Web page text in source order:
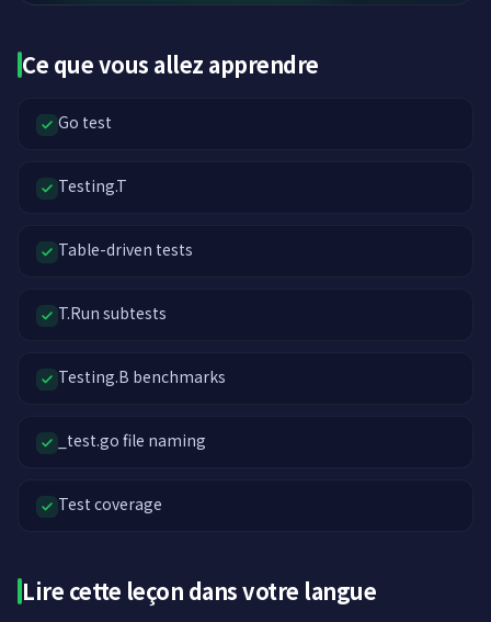
Ce que vous allez apprendre
Go test
Testing.T
Table-driven tests
T.Run subtests
Testing.B benchmarks
_test.go file naming
Test coverage
Lire cette leçon dans votre langue